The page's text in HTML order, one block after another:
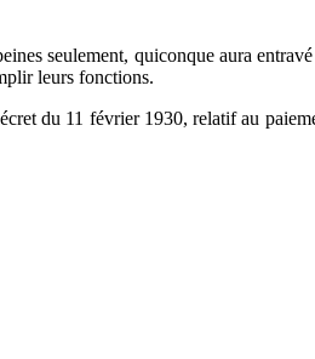
seulement, quiconque aura
leurs fonctions.
du 11 février 1930, relatif au